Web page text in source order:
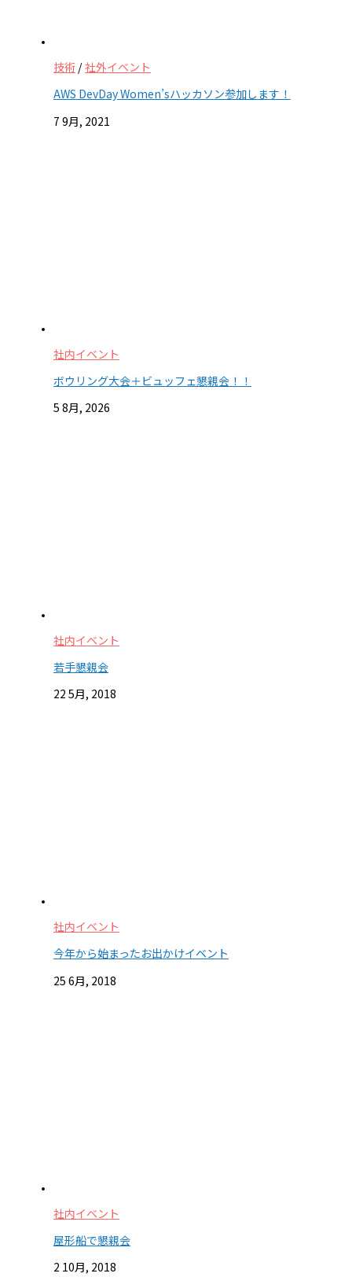
技術 /社外イベント
AWS DevDay Women’sハッカソン参加します！
7 9月, 2021
社内イベント
ボウリング大会＋ビュッフェ懇親会！！
5 8月, 2026
社内イベント
若手懇親会
22 5月, 2018
社内イベント
今年から始まったお出かけイベント
25 6月, 2018
社内イベント
屋形船で懇親会
2 10月, 2018